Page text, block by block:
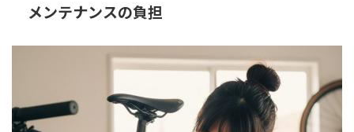
メンテナンスの負担